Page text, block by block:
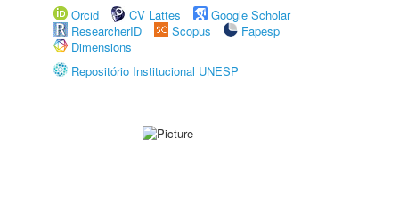
Orcid
CV Lattes
Google Scholar
ResearcherID
Scopus
Fapesp
Dimensions
Repositório Institucional UNESP